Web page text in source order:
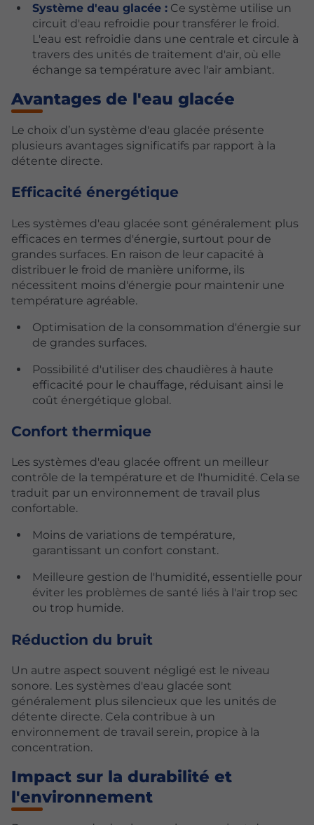
Système d'eau glacée :Ce système utilise un
circuit d'eau refroidie pour transférer le froid.
L'eau est refroidie dans une centrale et circule à
travers des unités de traitement d'air, où elle
échange sa température avec l'air ambiant.
Avantages de l'eau glacée
Le choix d’un système d'eau glacée présente
plusieurs avantages significatifs par rapport à la
détente directe.
Efficacité énergétique
Les systèmes d'eau glacée sont généralement plus
efficaces en termes d'énergie, surtout pour de
grandes surfaces. En raison de leur capacité à
distribuer le froid de manière uniforme, ils
nécessitent moins d'énergie pour maintenir une
température agréable.
Optimisation de la consommation d'énergie sur
de grandes surfaces.
Possibilité d'utiliser des chaudières à haute
efficacité pour le chauffage, réduisant ainsi le
coût énergétique global.
Confort thermique
Les systèmes d'eau glacée offrent un meilleur
contrôle de la température et de l'humidité. Cela se
traduit par un environnement de travail plus
confortable.
Moins de variations de température,
garantissant un confort constant.
Meilleure gestion de l'humidité, essentielle pour
éviter les problèmes de santé liés à l'air trop sec
ou trop humide.
Réduction du bruit
Un autre aspect souvent négligé est le niveau
sonore. Les systèmes d'eau glacée sont
généralement plus silencieux que les unités de
détente directe. Cela contribue à un
environnement de travail serein, propice à la
concentration.
Impact sur la durabilité et
l'environnement